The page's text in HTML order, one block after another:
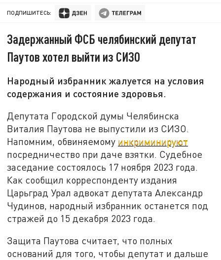
ПОДПИШИТЕСЬ:
Задержанный ФСБ челябинский депутат
Паутов хотел выйти из СИЗО
Народный избранник жалуется на условия
содержания и состояние здоровья.
Депутата Городской думы Челябинска
Виталия Паутова не выпустили из СИЗО.
Напомним, обвиняемому инкриминируют
посредничество при даче взятки. Судебное
заседание состоялось 17 ноября 2023 года.
Как сообщил корреспонденту издания
Царьград Урал адвокат депутата Александр
Чудинов, народный избранник останется под
стражей до 15 декабря 2023 года.
Защита Паутова считает, что полных
оснований для того, чтобы депутат и дальше